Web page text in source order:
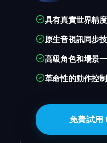
具有真實世界精
原生音視訊同步
高級角色和場景
革命性的動作控
免費試用